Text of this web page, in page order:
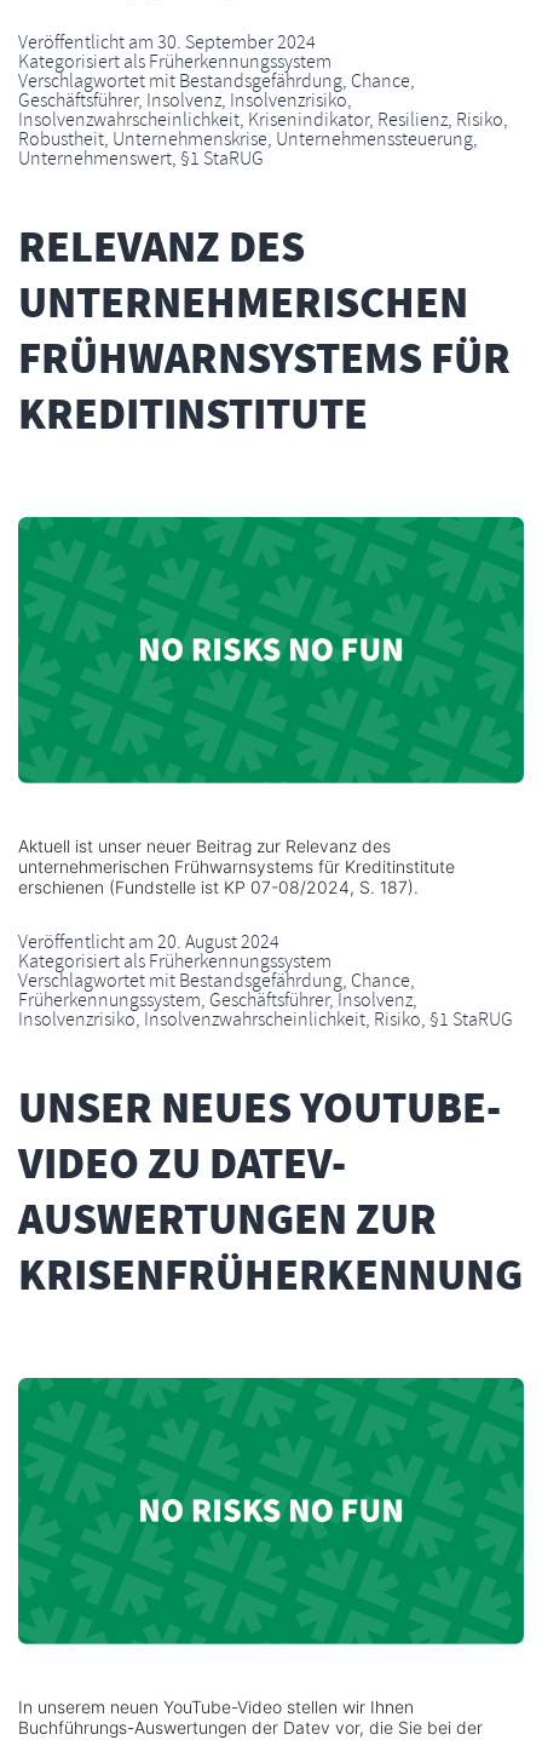
Veröffentlicht am30. September 2024
Kategorisiert alsFrüherkennungssystem
Verschlagwortet mitBestandsgefährdung, Chance,
Geschäftsführer, Insolvenz, Insolvenzrisiko,
Insolvenzwahrscheinlichkeit, Krisenindikator, Resilienz, Risiko,
Robustheit, Unternehmenskrise, Unternehmenssteuerung,
Unternehmenswert,§1 StaRUG
RELEVANZ DES
UNTERNEHMERISCHEN
FRÜHWARNSYSTEMS FÜR
KREDITINSTITUTE
Aktuell ist unser neuer Beitrag zur Relevanz des
unternehmerischen Frühwarnsystems für Kreditinstitute
erschienen (Fundstelle ist KP 07-08/2024, S. 187).
Veröffentlicht am20. August 2024
Kategorisiert alsFrüherkennungssystem
Verschlagwortet mitBestandsgefährdung, Chance,
Früherkennungssystem, Geschäftsführer,Insolvenz,
Insolvenzrisiko, Insolvenzwahrscheinlichkeit, Risiko,§1 StaRUG
UNSER NEUES YOUTUBE-
VIDEO ZU DATEV-
AUSWERTUNGEN ZUR
KRISENFRÜHERKENNUNG
In unserem neuen YouTube-Video stellen wir Ihnen
Buchführungs-Auswertungen der Datev vor, die Sie bei der